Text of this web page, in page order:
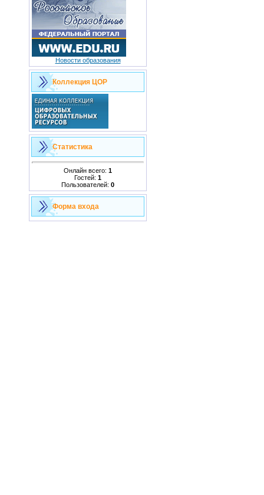
Новости образования
Коллекция ЦОР
Статистика
Онлайн всего: 1
Гостей: 1
Пользователей: 0
Форма входа